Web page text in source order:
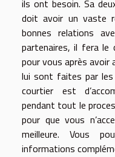
ils ont besoin. Sa
doit avoir un vaste
bonnes relations
partenaires, il fera le
pour vous après
lui sont faites par les
courtier est
pendant tout le
pour que vous
meilleure. Vous
informations